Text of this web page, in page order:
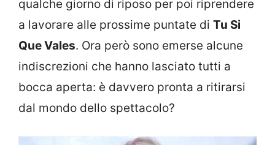
qualche giorno di riposo per poi riprendere
a lavorare alle prossime puntate di Tu Si
Que Vales. Ora però sono emerse alcune
indiscrezioni che hanno lasciato tutti a
bocca aperta: è davvero pronta a ritirarsi
dal mondo dello spettacolo?